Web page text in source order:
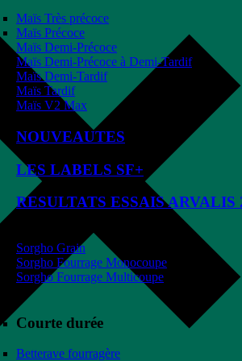
Maïs Très précoce
Maïs Précoce
Maïs Demi-Précoce
Maïs Demi-Précoce à Demi-Tardif
Maïs Demi-Tardif
Maïs Tardif
Maïs V2 Max
NOUVEAUTES
LES LABELS SF+
RESULTATS ESSAIS ARVALIS
Sorgho Grain
Sorgho Fourrage Monocoupe
Sorgho Fourrage Multicoupe
Courte durée
Betterave fourragère